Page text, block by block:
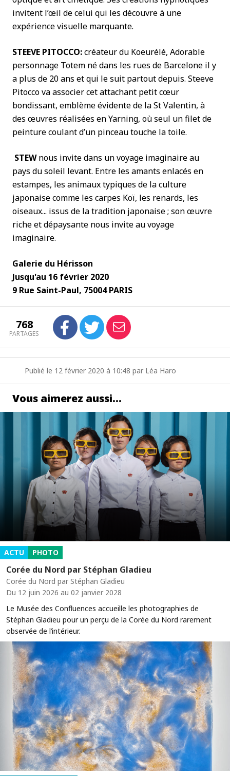
invitent l’œil de celui qui les découvre à une
expérience visuelle marquante.
STEEVE PITOCCO:créateur du Koeurélé, Adorable
personnage Totem né dans les rues de Barcelone il y
a plus de 20 ans et qui le suit partout depuis. Steeve
Pitocco va associer cet attachant petit cœur
bondissant, emblème évidente de la St Valentin, à
des œuvres réalisées en Yarning, où seul un filet de
peinture coulant d’un pinceau touche la toile.
STEWnous invite dans un voyage imaginaire au
pays du soleil levant. Entre les amants enlacés en
estampes, les animaux typiques de la culture
japonaise comme les carpes Koï, les renards, les
oiseaux... issus de la tradition japonaise ; son œuvre
riche et dépaysante nous invite au voyage
imaginaire.
Galerie du Hérisson
Jusqu'au 16 février 2020
9 Rue Saint-Paul, 75004 PARIS
768
PARTAGES
Publié le 12 février 2020 à 10:48 par Léa Haro
Vous aimerez aussi…
ACTU PHOTO
Corée du Nord par Stéphan Gladieu
Corée du Nord par Stéphan Gladieu
Du 12 juin 2026 au 02 janvier 2028
Le Musée des Confluences accueille les photographies de
Stéphan Gladieu pour un perçu de la Corée du Nord rarement
observée de l’intérieur.